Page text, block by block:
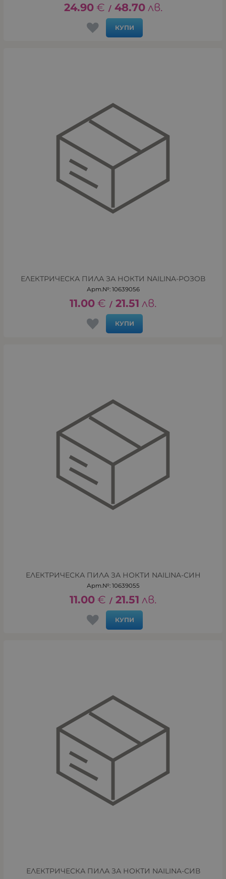
24.90 € / 48.70 лв.
КУПИ
ЕЛЕКТРИЧЕСКА ПИЛА ЗА НОКТИ NAILINA-РОЗОВ
Арт.№: 10639056
11.00 € / 21.51 лв.
КУПИ
ЕЛЕКТРИЧЕСКА ПИЛА ЗА НОКТИ NAILINA-СИН
Арт.№: 10639055
11.00 € / 21.51 лв.
КУПИ
ЕЛЕКТРИЧЕСКА ПИЛА ЗА НОКТИ NAILINA-СИВ